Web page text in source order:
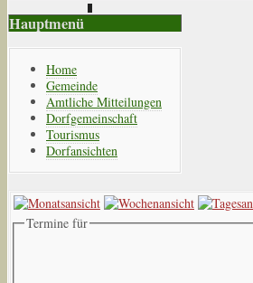
Hauptmenü
Home
Gemeinde
Amtliche Mitteilungen
Dorfgemeinschaft
Tourismus
Dorfansichten
Termine für